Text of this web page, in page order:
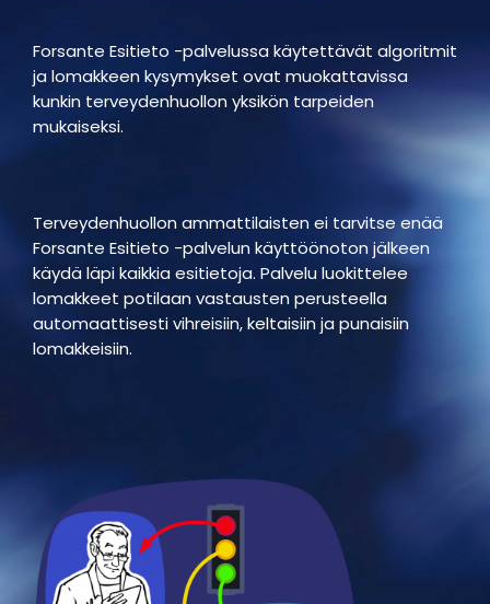
Forsante Esitieto -palvelussa käytettävät algoritmit
ja lomakkeen kysymykset ovat muokattavissa
kunkin terveydenhuollon yksikön tarpeiden
mukaiseksi.
Terveydenhuollon ammattilaisten ei tarvitse enää
Forsante Esitieto -palvelun käyttöönoton jälkeen
käydä läpi kaikkia esitietoja. Palvelu luokittelee
lomakkeet potilaan vastausten perusteella
automaattisesti vihreisiin, keltaisiin ja punaisiin
lomakkeisiin.